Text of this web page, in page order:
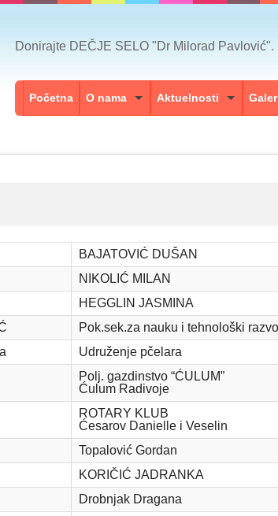
Donirajte DEČJE SELO "Dr Milorad
Početna O nama Aktuelnosti
BAJATOVIĆ DUŠAN
NIKOLIĆ MILAN
HEGGLIN JASMINA
Pok.sek.za nauku i tehnološki
Udruženje pčelara
Polj. gazdinstvo “ĆULUM”
Ćulum Radivoje
ROTARY KLUB
Ćesarov Danielle i Veselin
Topalović Gordan
KORIČIĆ JADRANKA
Drobnjak Dragana